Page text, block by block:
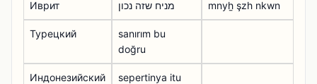
Иврит מניח שזה נכון mnyẖ şzh nkwn
Турецкий
sanırım bu
doğru
Индонезийский
sepertinya itu